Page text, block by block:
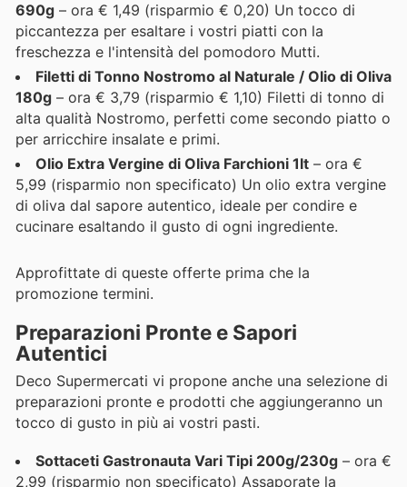
690g – ora € 1,49 (risparmio € 0,20) Un tocco di
piccantezza per esaltare i vostri piatti con la
freschezza e l'intensità del pomodoro Mutti.
Filetti di Tonno Nostromo al Naturale / Olio di Oliva
180g – ora € 3,79 (risparmio € 1,10) Filetti di tonno di
alta qualità Nostromo, perfetti come secondo piatto o
per arricchire insalate e primi.
Olio Extra Vergine di Oliva Farchioni 1lt – ora €
5,99 (risparmio non specificato) Un olio extra vergine
di oliva dal sapore autentico, ideale per condire e
cucinare esaltando il gusto di ogni ingrediente.
Approfittate di queste offerte prima che la
promozione termini.
Preparazioni Pronte e Sapori
Autentici
Deco Supermercati vi propone anche una selezione di
preparazioni pronte e prodotti che aggiungeranno un
tocco di gusto in più ai vostri pasti.
Sottaceti Gastronauta Vari Tipi 200g/230g – ora €
2,99 (risparmio non specificato) Assaporate la